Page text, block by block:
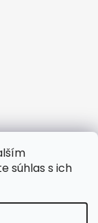
súhlas s ich